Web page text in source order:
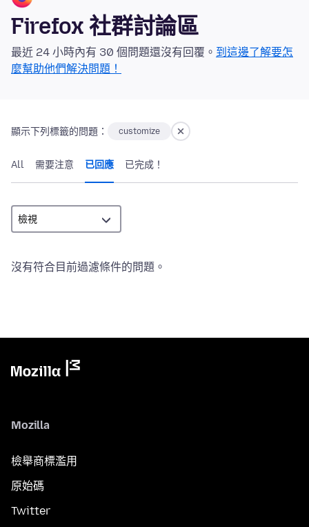
Firefox 社群討論區
最近 24 小時內有 30 個問題還沒有回覆。 到這邊了解要怎
麼幫助他們解決問題！
顯示下列標籤的問題： customize
All 需要注意 已回應 已完成！
沒有符合目前過濾條件的問題。
Mozilla
檢舉商標濫用
原始碼
Twitter